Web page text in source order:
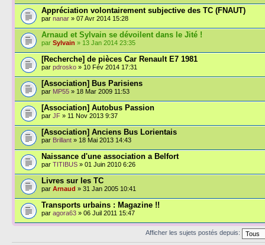
Appréciation volontairement subjective des TC (FNAUT)
par nanar » 07 Avr 2014 15:28
Arnaud et Sylvain se dévoilent dans le Jité !
par Sylvain » 13 Jan 2014 23:35
[Recherche] de pièces Car Renault E7 1981
par pdrosko » 10 Fév 2014 17:31
[Association] Bus Parisiens
par MP55 » 18 Mar 2009 11:53
[Association] Autobus Passion
par JF » 11 Nov 2013 9:37
[Association] Anciens Bus Lorientais
par Brillant » 18 Mai 2013 14:43
Naissance d'une association a Belfort
par TITIBUS » 01 Juin 2010 6:26
Livres sur les TC
par Arnaud » 31 Jan 2005 10:41
Transports urbains : Magazine !!
par agora63 » 06 Juil 2011 15:47
Afficher les sujets postés depuis: